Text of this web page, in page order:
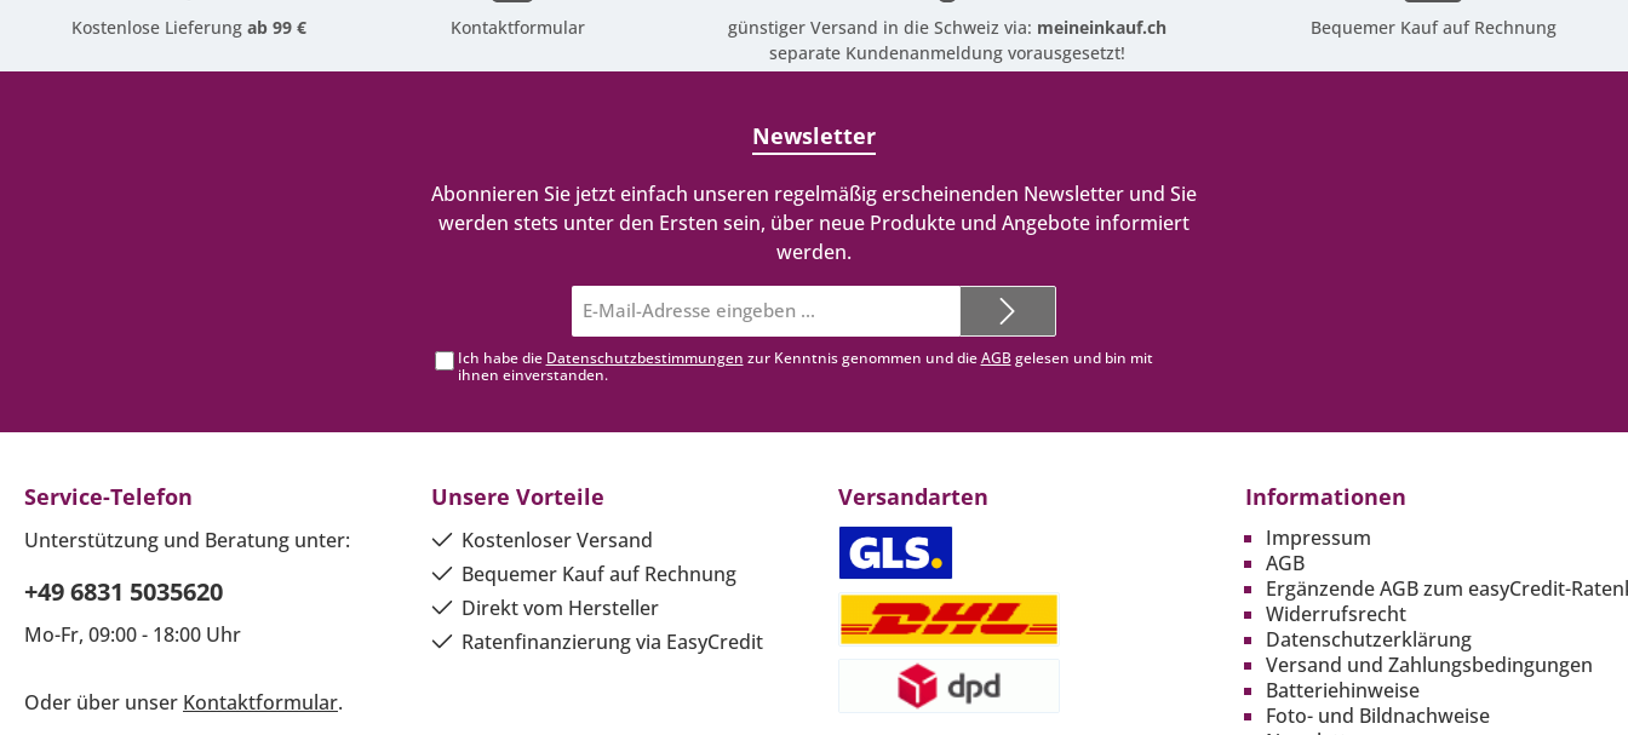
Kostenlose Lieferungab 99 € Kontaktformular günstiger Versand in die Schweiz via: meineinkauf.ch
separate Kundenanmeldung vorausgesetzt!
Bequemer Kauf auf Rechnung
Newsletter
Abonnieren Sie jetzt einfach unseren regelmäßig erscheinenden Newsletter und Sie
werden stets unter den Ersten sein, über neue Produkte und Angebote informiert
werden.
Mail-
Adresse*
Ich habe die Datenschutzbestimmungen zur Kenntnis genommen und dieAGBgelesen und bin mit
ihnen einverstanden.
Service-Telefon
Unterstützung und Beratung unter:
+49 6831 5035620
Mo-Fr, 09:00 - 18:00 Uhr
Oder über unser Kontaktformular.
Unsere Vorteile
Kostenloser Versand
Bequemer Kauf auf Rechnung
Direkt vom Hersteller
Ratenfinanzierung via EasyCredit
Versandarten Informationen
Impressum
AGB
Ergänzende AGB zum easyCredit-
Widerrufsrecht
Datenschutzerklärung
Versand und Zahlungsbedingungen
Batteriehinweise
Foto- und Bildnachweise